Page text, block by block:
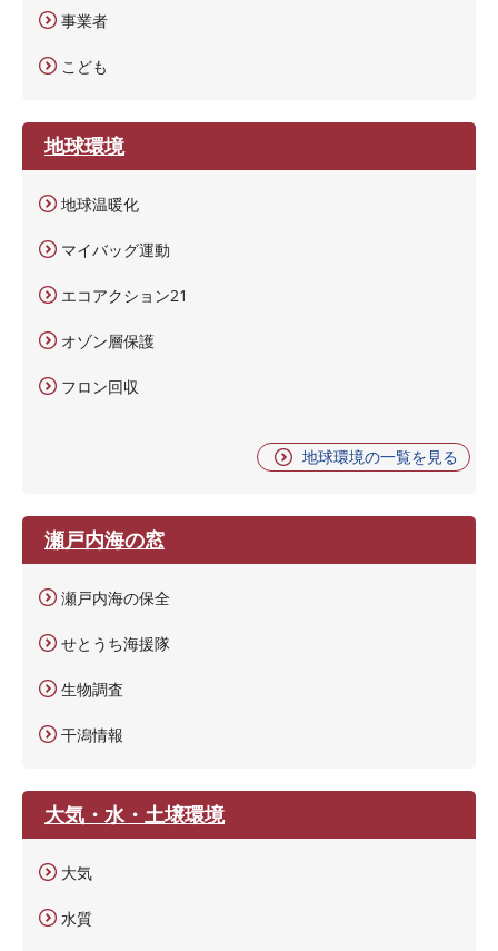
事業者
こども
地球環境
地球温暖化
マイバッグ運動
エコアクション21
オゾン層保護
フロン回収
地球環境の一覧を見る
瀬戸内海の窓
瀬戸内海の保全
せとうち海援隊
生物調査
干潟情報
大気・水・土壌環境
大気
水質